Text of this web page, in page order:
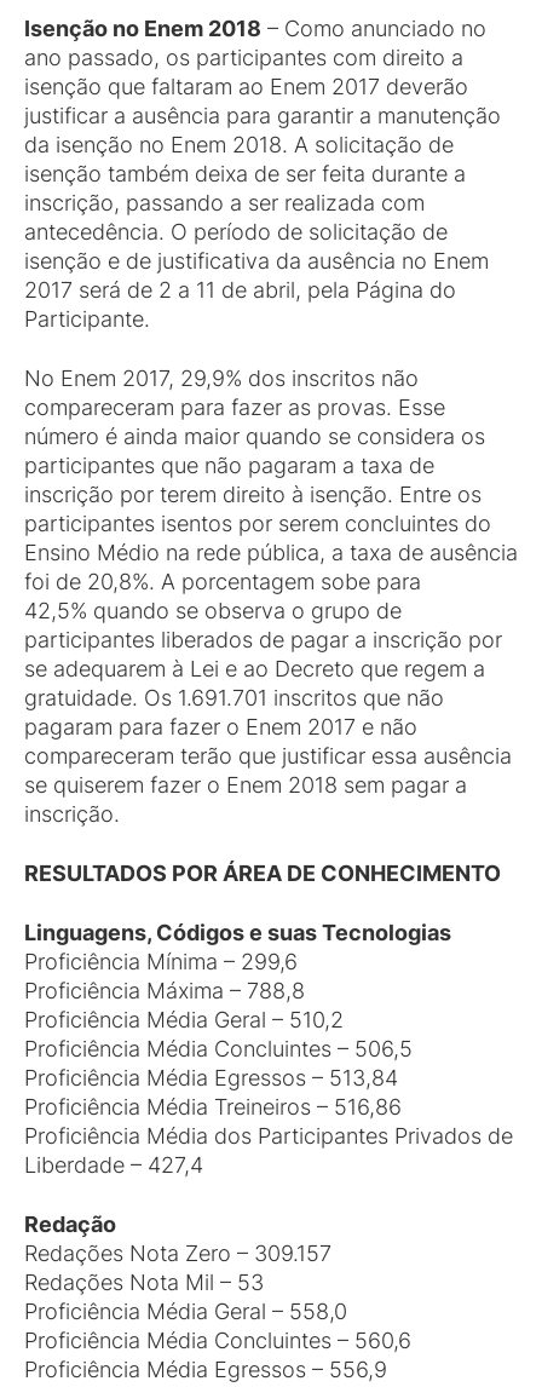
Isenção no Enem 2018 – Como anunciado no
ano passado, os participantes com direito a
isenção que faltaram ao Enem 2017 deverão
justificar a ausência para garantir a manutenção
da isenção no Enem 2018. A solicitação de
isenção também deixa de ser feita durante a
inscrição, passando a ser realizada com
antecedência. O período de solicitação de
isenção e de justificativa da ausência no Enem
2017 será de 2 a 11 de abril, pela Página do
Participante.
No Enem 2017, 29,9% dos inscritos não
compareceram para fazer as provas. Esse
número é ainda maior quando se considera os
participantes que não pagaram a taxa de
inscrição por terem direito à isenção. Entre os
participantes isentos por serem concluintes do
Ensino Médio na rede pública, a taxa de ausência
foi de 20,8%. A porcentagem sobe para
42,5% quando se observa o grupo de
participantes liberados de pagar a inscrição por
se adequarem à Lei e ao Decreto que regem a
gratuidade. Os 1.691.701 inscritos que não
pagaram para fazer o Enem 2017 e não
compareceram terão que justificar essa ausência
se quiserem fazer o Enem 2018 sem pagar a
inscrição.
RESULTADOS POR ÁREA DE CONHECIMENTO
Linguagens, Códigos e suas Tecnologias
Proficiência Mínima – 299,6
Proficiência Máxima – 788,8
Proficiência Média Geral – 510,2
Proficiência Média Concluintes – 506,5
Proficiência Média Egressos – 513,84
Proficiência Média Treineiros – 516,86
Proficiência Média dos Participantes Privados de
Liberdade – 427,4
Redação
Redações Nota Zero – 309.157
Redações Nota Mil – 53
Proficiência Média Geral – 558,0
Proficiência Média Concluintes – 560,6
Proficiência Média Egressos – 556,9